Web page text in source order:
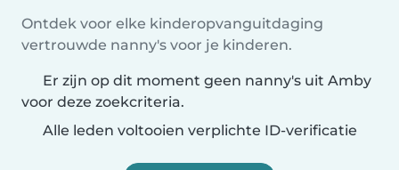
Ontdek voor elke kinderopvanguitdaging
vertrouwde nanny's voor je kinderen.
Er zijn op dit moment geen nanny's uit Amby
voor deze zoekcriteria.
Alle leden voltooien verplichte ID-verificatie